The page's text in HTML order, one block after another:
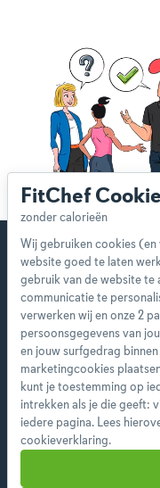
Start
Als premium
features en
menu op
FitChef
Wij gebruiken cookies
website goed te laten
gebruik van de website te
communicatie te
verwerken wij en onze 2
persoonsgegevens van
en jouw surfgedrag
marketingcookies
kunt je toestemming op
intrekken als je die geeft:
iedere pagina. Lees
cookieverklaring.